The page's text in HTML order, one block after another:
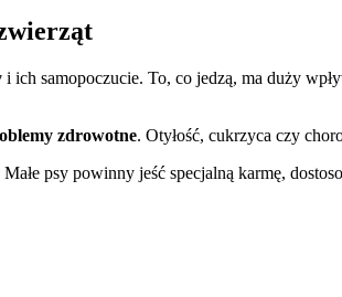
i ich samopoczucie. To, co jedzą, ma duży
zdrowotne. Otyłość, cukrzyca czy
psy powinny jeść specjalną karmę,